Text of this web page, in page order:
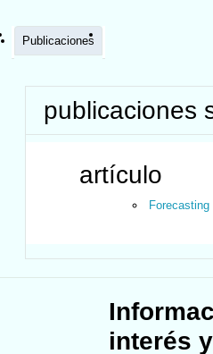
Publicaciones
publicaciones
artículo
interés